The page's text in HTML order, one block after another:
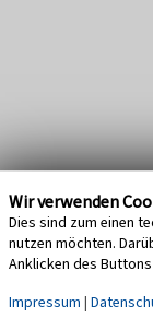
Wir verwenden
Dies sind zum einen
nutzen möchten.
Anklicken des
Impressum |